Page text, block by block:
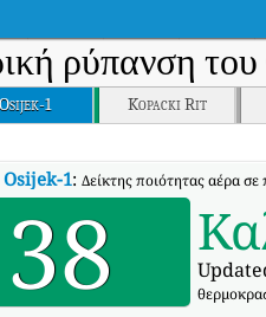
ρύπανση του
Osijek-1 Kopacki Rit
Osijek-1: Δείκτης ποιότητας αέρα
38